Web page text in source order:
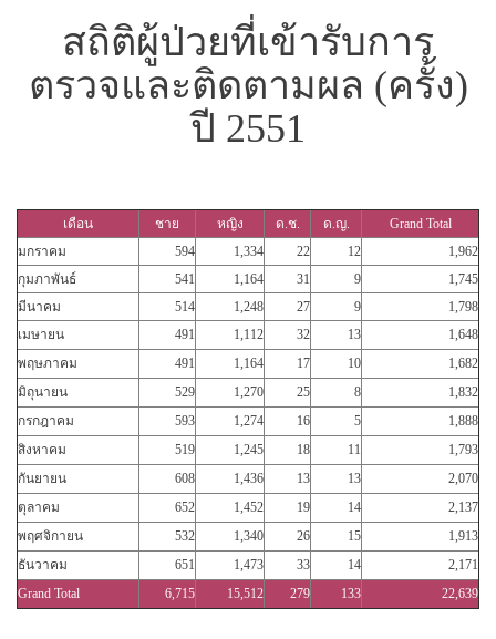
สถิติผู้ป่วยที่เข้ารับการ
ตรวจและติดตามผล (ครั้ง)
ปี 2551
เดือน ชาย หญิง ด.ช. ด.ญ.
Grand Total
มกราคม
594 1,334 22 12
1,962
กุมภาพันธ์
541 1,164 31 9
1,745
มีนาคม
514 1,248 27 9
1,798
เมษายน
491 1,112 32 13
1,648
พฤษภาคม
491 1,164 17 10
1,682
มิถุนายน
529 1,270 25 8
1,832
กรกฎาคม
593 1,274 16 5
1,888
สิงหาคม
519 1,245 18 11
1,793
กันยายน
608 1,436 13 13
2,070
ตุลาคม
652 1,452 19 14
2,137
พฤศจิกายน
532 1,340 26 15
1,913
ธันวาคม
651 1,473 33 14
2,171
Grand Total
6,715 15,512 279 133 22,639